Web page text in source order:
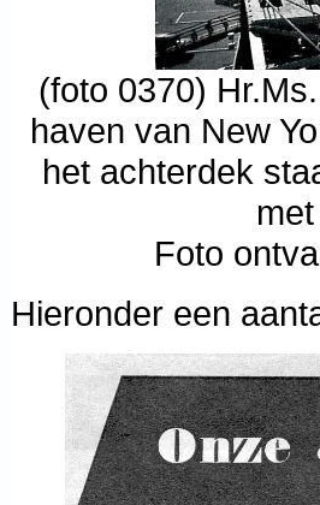
(foto 0370)
haven van New
het achterdek
Foto
Hieronder een